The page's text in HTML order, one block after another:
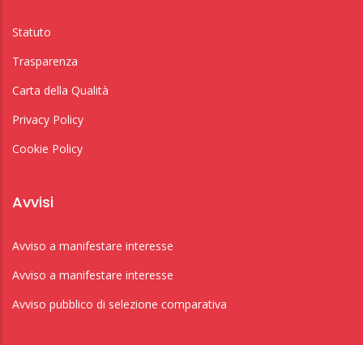
Statuto
Trasparenza
Carta della Qualità
Privacy Policy
Cookie Policy
Avvisi
Avviso a manifestare interesse
Avviso a manifestare interesse
Avviso pubblico di selezione comparativa